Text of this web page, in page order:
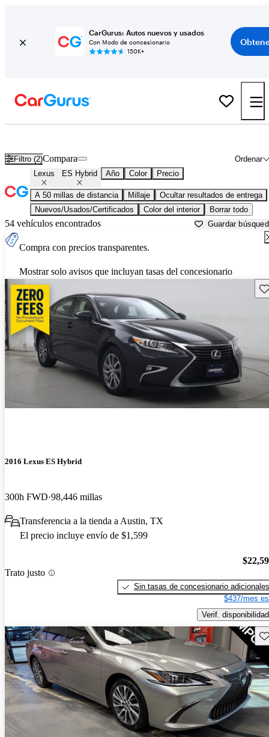
CarGurus: Autos nuevos y usados
Con Modo de concesionario
150K+
Filtro (2) Ordenar
Compara
Lexus ES Hybrid Año Color Precio
A 50 millas de distancia Millaje
Ocultar resultados de entrega
Nuevos/Usados/Certificados
Color del interior Borrar todo
54 vehículos encontrados Guardar
Compra con precios transparentes.
Mostrar solo avisos que incluyan tasas del concesionario
2016 Lexus ES Hybrid
300h FWD 98,446 millas
Transferencia a la tienda a Austin, TX
El precio incluye envío de $1,599
Trato justo
Sin tasas de concesionario adicionales
$437/mes
Verif. disponibilidad